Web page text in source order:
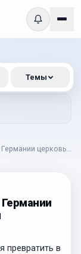
церковь
превратить в
Темы